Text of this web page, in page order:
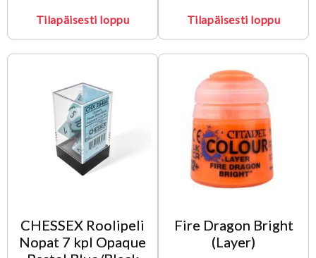
Tilapäisesti loppu Tilapäisesti loppu
CHESSEX Roolipeli
Nopat 7 kpl Opaque
Fire Dragon Bright
(Layer)